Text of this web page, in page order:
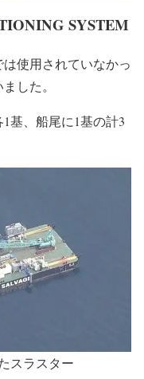
SYSTEM
使用されていなかっ
した。
基、船尾に1基の計3
スラスター